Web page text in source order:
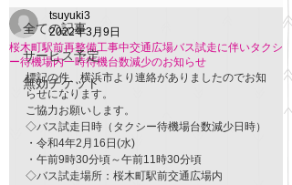
全ての記事
サービス予定
無効チケット
桜木町駅前再整備工事中交通広場バス試走に伴いタクシ
ー待機場内一時待機台数減少のお知らせ
tsuyuki3
2022年3月9日
標記の件、横浜市より連絡がありましたのでお知
らせになります。
ご協力お願いします。
◇バス試走日時（タクシー待機場台数減少日時）
・令和4年2月16日(水)
・午前9時30分頃～午前11時30分頃
◇バス試走場所：桜木町駅前交通広場内